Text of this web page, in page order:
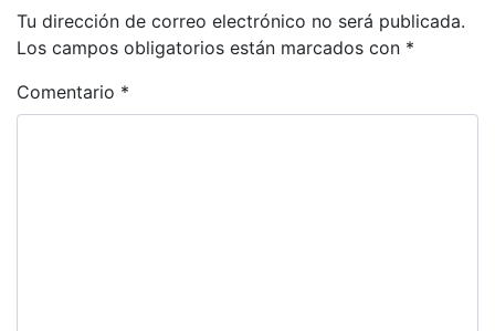
Tu dirección de correo electrónico no será publicada.
Los campos obligatorios están marcados con *
Comentario *